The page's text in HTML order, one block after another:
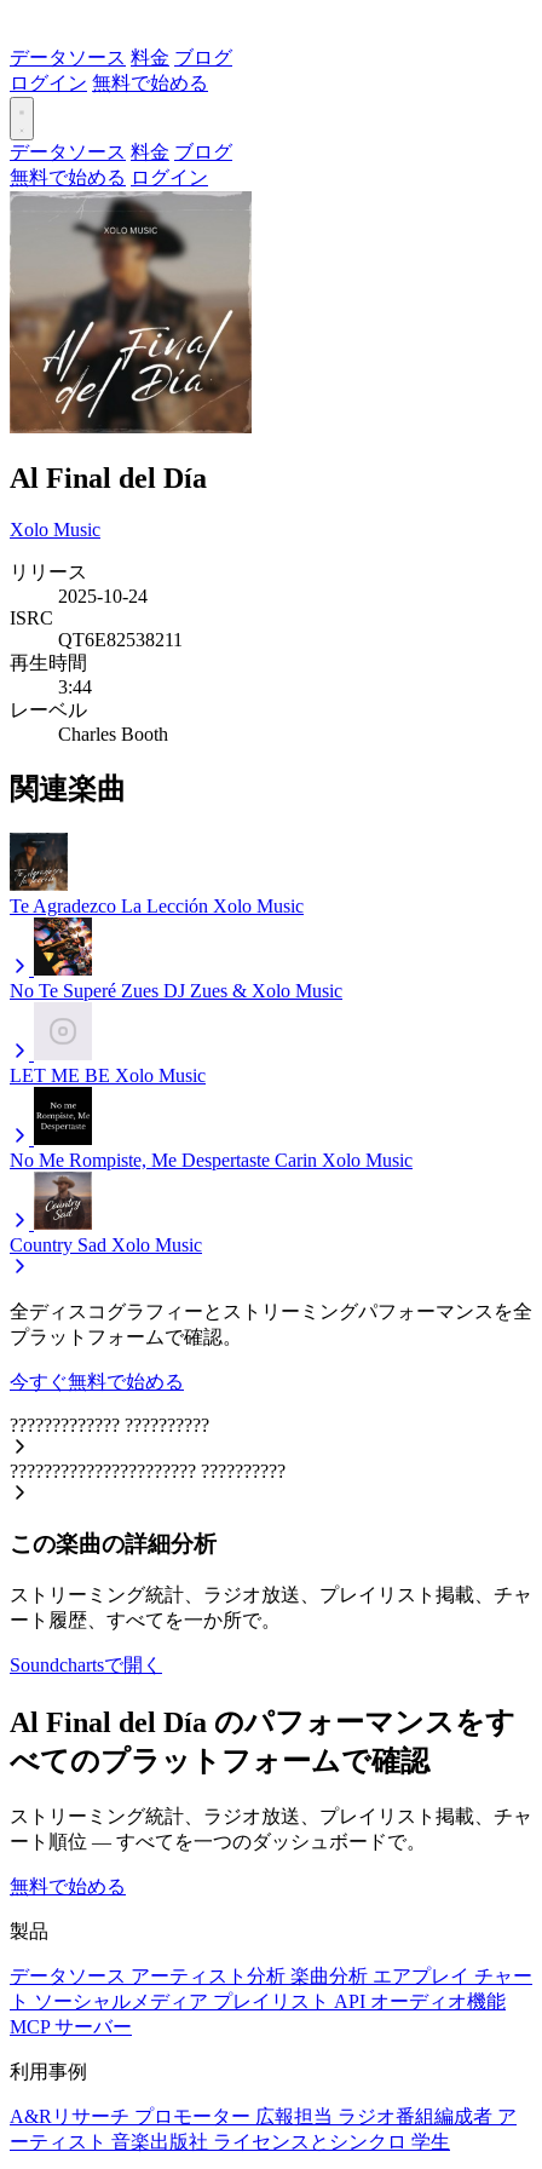
データソース 料金 ブログ
ログイン 無料で始める
データソース 料金 ブログ
無料で始める ログイン
Al Final del Día
Xolo Music
リリース
2025-10-24
ISRC
QT6E82538211
再生時間
3:44
レーベル
Charles Booth
関連楽曲
Te Agradezco La Lección Xolo Music
No Te Superé Zues DJ Zues & Xolo Music
LET ME BE Xolo Music
No Me Rompiste, Me Despertaste Carin Xolo Music
Country Sad Xolo Music
全ディスコグラフィーとストリーミングパフォーマンスを全
プラットフォームで確認。
今すぐ無料で始める
????????????? ??????????
?????????????????????? ??????????
この楽曲の詳細分析
ストリーミング統計、ラジオ放送、プレイリスト掲載、チャ
ート履歴、すべてを一か所で。
Soundchartsで開く
Al Final del Día のパフォーマンスをす
べてのプラットフォームで確認
ストリーミング統計、ラジオ放送、プレイリスト掲載、チャ
ート順位 — すべてを一つのダッシュボードで。
無料で始める
製品
データソース アーティスト分析 楽曲分析 エアプレイ チャー
ト ソーシャルメディア プレイリスト API オーディオ機能
MCP サーバー
利用事例
A&Rリサーチ プロモーター 広報担当 ラジオ番組編成者 ア
ーティスト 音楽出版社 ライセンスとシンクロ 学生